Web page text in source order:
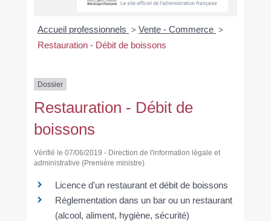
Accueil professionnels > Vente - Commerce >
Restauration - Débit de boissons
Dossier
Restauration - Débit de
boissons
Vérifié le 07/06/2019 - Direction de l'information légale et
administrative (Première ministre)
Licence d'un restaurant et débit de boissons
Réglementation dans un bar ou un restaurant
(alcool, aliment, hygiène, sécurité)